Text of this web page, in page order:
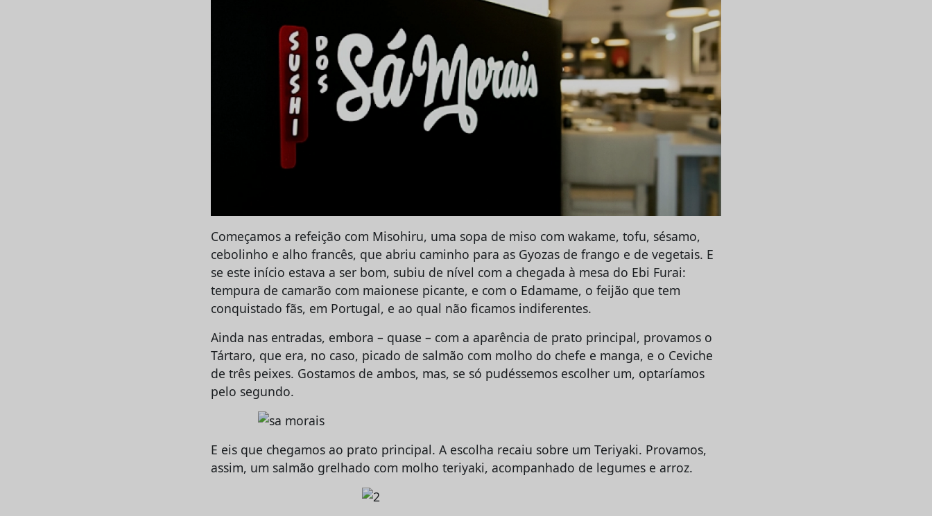
Começamos a refeição com Misohiru, uma sopa de miso com wakame, tofu, sésamo,
cebolinho e alho francês, que abriu caminho para as Gyozas de frango e de vegetais. E
se este início estava a ser bom, subiu de nível com a chegada à mesa do Ebi Furai:
tempura de camarão com maionese picante, e com o Edamame, o feijão que tem
conquistado fãs, em Portugal, e ao qual não ficamos indiferentes.
Ainda nas entradas, embora – quase – com a aparência de prato principal, provamos o
Tártaro, que era, no caso, picado de salmão com molho do chefe e manga, e o Ceviche
de três peixes. Gostamos de ambos, mas, se só pudéssemos escolher um, optaríamos
pelo segundo.
E eis que chegamos ao prato principal. A escolha recaiu sobre um Teriyaki. Provamos,
assim, um salmão grelhado com molho teriyaki, acompanhado de legumes e arroz.